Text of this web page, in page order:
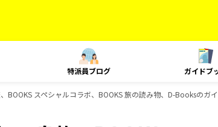
特派員ブログ ガイドブ
BOOKS スペシャルコラボ、BOOKS 旅の読み物、D-Booksのガ